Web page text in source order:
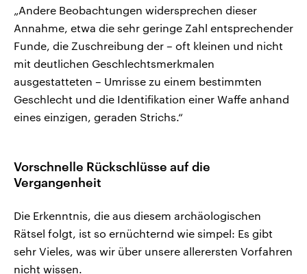
„Andere Beobachtungen widersprechen dieser
Annahme, etwa die sehr geringe Zahl entsprechender
Funde, die Zuschreibung der – oft kleinen und nicht
mit deutlichen Geschlechtsmerkmalen
ausgestatteten – Umrisse zu einem bestimmten
Geschlecht und die Identifikation einer Waffe anhand
eines einzigen, geraden Strichs.“
Vorschnelle Rückschlüsse auf die
Vergangenheit
Die Erkenntnis, die aus diesem archäologischen
Rätsel folgt, ist so ernüchternd wie simpel: Es gibt
sehr Vieles, was wir über unsere allerersten Vorfahren
nicht wissen.